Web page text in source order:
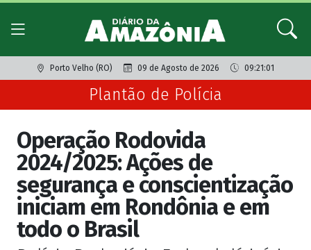
Porto Velho (RO) 09 de Agosto de 2026 09:21:01
Plantão de Polícia
Operação Rodovida
2024/2025: Ações de
segurança e conscientização
iniciam em Rondônia e em
todo o Brasil